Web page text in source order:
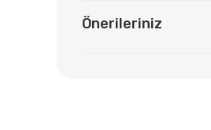
Önerileriniz